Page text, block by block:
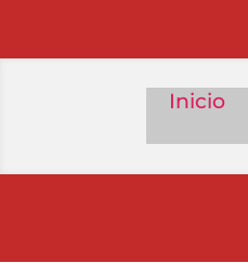
Inicio